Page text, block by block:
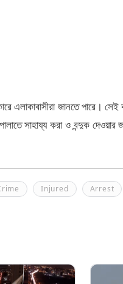
এলাকাবাসীরা জানতে পারে।
সাহায্য করা ও বন্দুক
Injured Arrest